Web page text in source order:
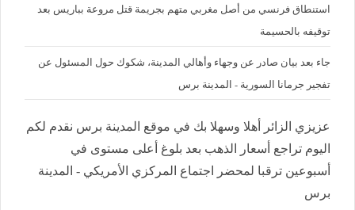
استنطاق فرنسي من أصل مغربي متهم بجريمة قتل مروعة بباريس بعد
توقيفه بالحسيمة
جاء بعد بيان صادر عن وجهاء وأهالي المدينة، شكوك حول المسئول عن
تفجير جرمانا السورية - المدينة برس
عزيزي الزائر أهلا وسهلا بك في موقع المدينة برس نقدم لكم
اليوم تراجع أسعار الذهب بعد بلوغ أعلى مستوى في
أسبوعين ترقبا لمحضر اجتماع المركزي الأمريكي - المدينة
برس